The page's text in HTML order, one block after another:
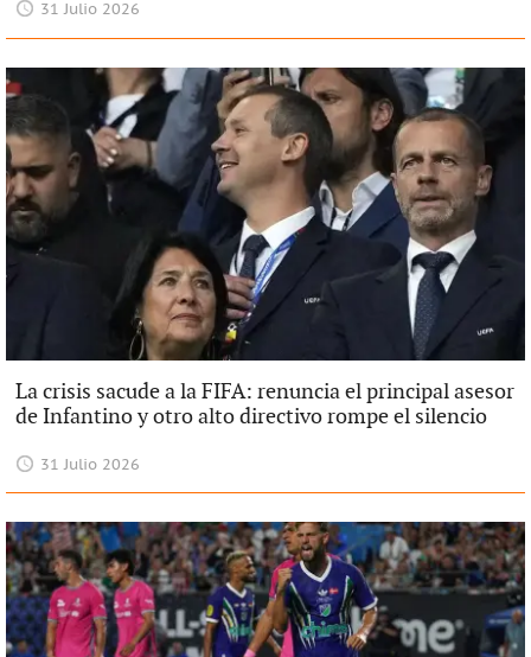
31 Julio 2026
La crisis sacude a la FIFA: renuncia el principal asesor
de Infantino y otro alto directivo rompe el silencio
31 Julio 2026